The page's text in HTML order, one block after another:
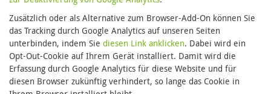
Zusätzlich oder als Alternative zum Browser-Add-On können Sie
das Tracking durch Google Analytics auf unseren Seiten
unterbinden, indem Sie diesen Link anklicken. Dabei wird ein
Opt-Out-Cookie auf Ihrem Gerät installiert. Damit wird die
Erfassung durch Google Analytics für diese Website und für
diesen Browser zukünftig verhindert, so lange das Cookie in